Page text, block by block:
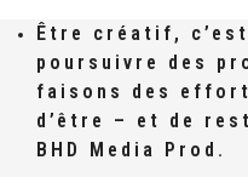
Être créatif,
poursuivre des
faisons des
d’être – et de
BHD Media Prod.